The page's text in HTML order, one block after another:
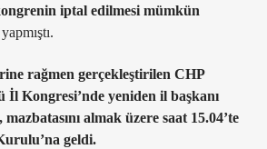
iptal edilmesi mümkün
rağmen gerçekleştirilen CHP
İl Kongresi’nde yeniden il başkanı
almak üzere saat 15.04’te
geldi.